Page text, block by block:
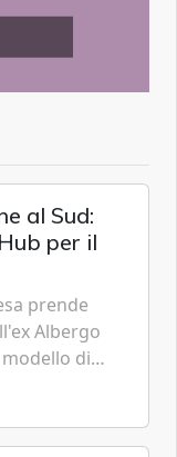
al Sud:
per il
prende
Albergo
di
rete di